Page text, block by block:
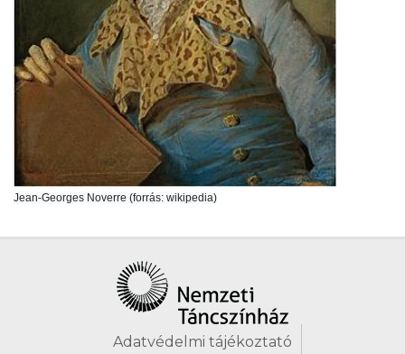
Jean-Georges Noverre (forrás: wikipedia)
Adatvédelmi tájékoztató